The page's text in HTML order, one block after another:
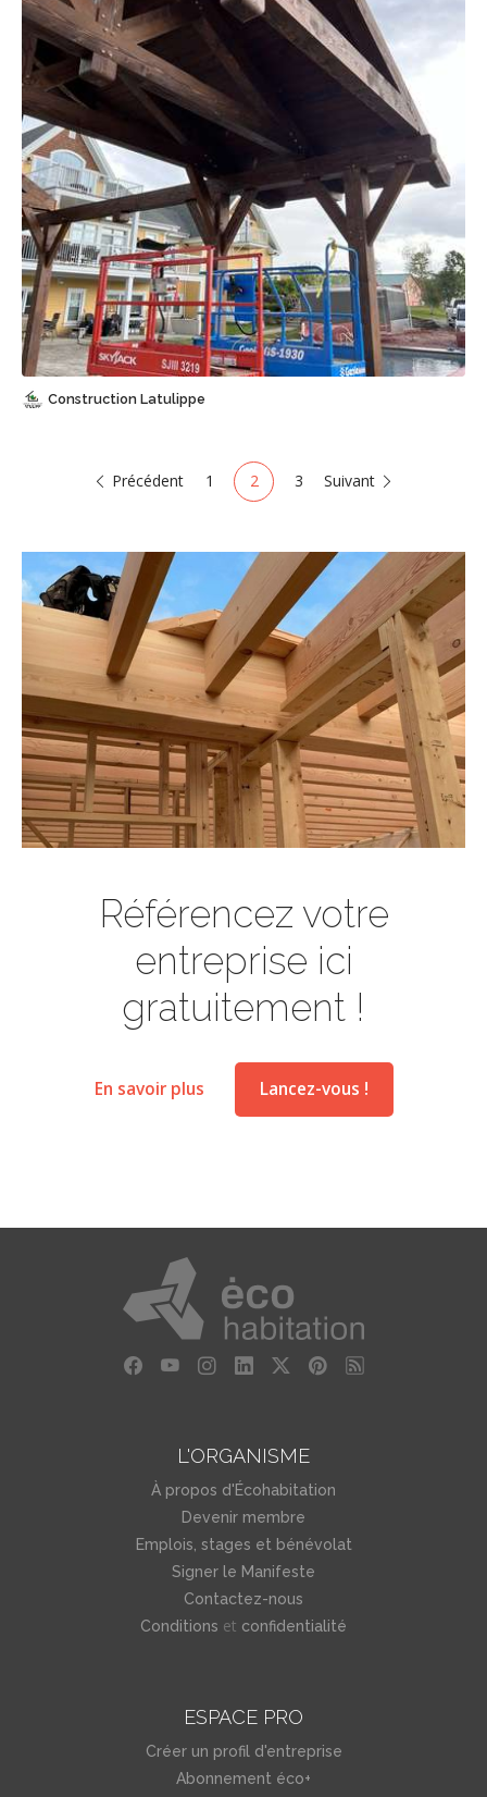
Sauvegarder
Construction Latulippe
Précédent 1 2 3 Suivant
Référencez votre
entreprise ici
gratuitement !
En savoir plus Lancez-vous !
L'ORGANISME
À propos d'Écohabitation
Devenir membre
Emplois, stages et bénévolat
Signer le Manifeste
Contactez-nous
Conditions et confidentialité
ESPACE PRO
Créer un profil d'entreprise
Abonnement éco+